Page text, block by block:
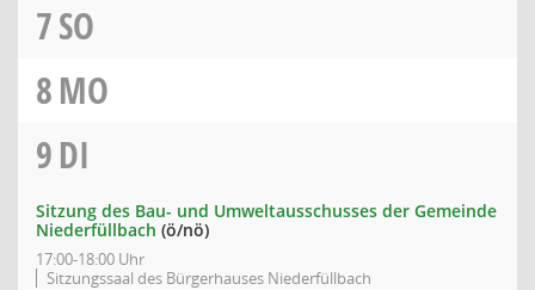
7SO
8MO
9DI
Sitzung des Bau- und Umweltausschusses der Gemeinde
Niederfüllbach (ö/nö)
17:00-18:00 Uhr
Sitzungssaal des Bürgerhauses Niederfüllbach